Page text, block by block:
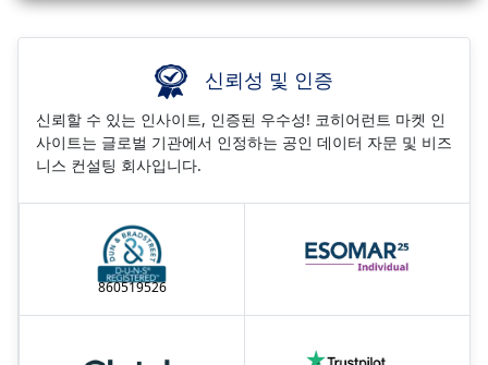
신뢰성 및 인증
신뢰할 수 있는 인사이트, 인증된 우수성! 코히어런트 마켓 인
사이트는 글로벌 기관에서 인정하는 공인 데이터 자문 및 비즈
니스 컨설팅 회사입니다.
860519526